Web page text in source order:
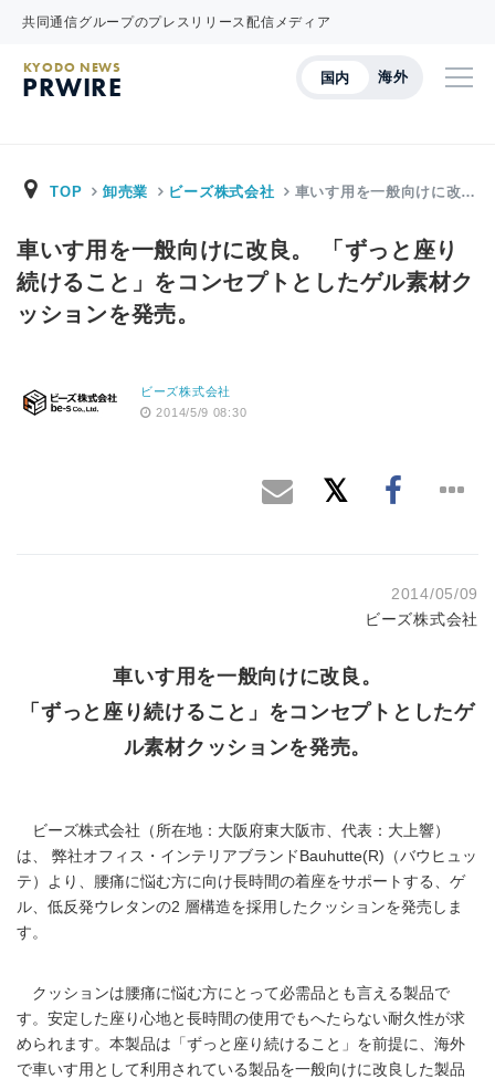
共同通信グループのプレスリリース配信メディア
国内 海外
KYODO NEWS
PRWIRE
TOP 卸売業 ビーズ株式会社 車いす用を一般向けに改…
車いす用を一般向けに改良。 「ずっと座り
続けること」をコンセプトとしたゲル素材ク
ッションを発売。
ビーズ株式会社
2014/5/9 08:30
2014/05/09
ビーズ株式会社
車いす用を一般向けに改良。
「ずっと座り続けること」をコンセプトとしたゲ
ル素材クッションを発売。
ビーズ株式会社（所在地：大阪府東大阪市、代表：大上響）
は、 弊社オフィス・インテリアブランドBauhutte(R)（バウヒュッ
テ）より、腰痛に悩む方に向け長時間の着座をサポートする、ゲ
ル、低反発ウレタンの2 層構造を採用したクッションを発売しま
す。
クッションは腰痛に悩む方にとって必需品とも言える製品で
す。安定した座り心地と長時間の使用でもへたらない耐久性が求
められます。本製品は「ずっと座り続けること」を前提に、海外
で車いす用として利用されている製品を一般向けに改良した製品